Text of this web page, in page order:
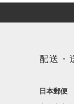
配送・
日本郵便